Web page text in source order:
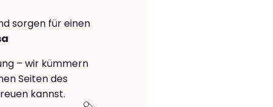
sorgen für einen
– wir kümmern
Seiten des
kannst.